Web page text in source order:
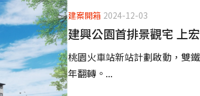
建案開箱 2024-12-03
建興公園首排景觀宅 上
桃園火車站新站計劃啟動，雙
年翻轉。...